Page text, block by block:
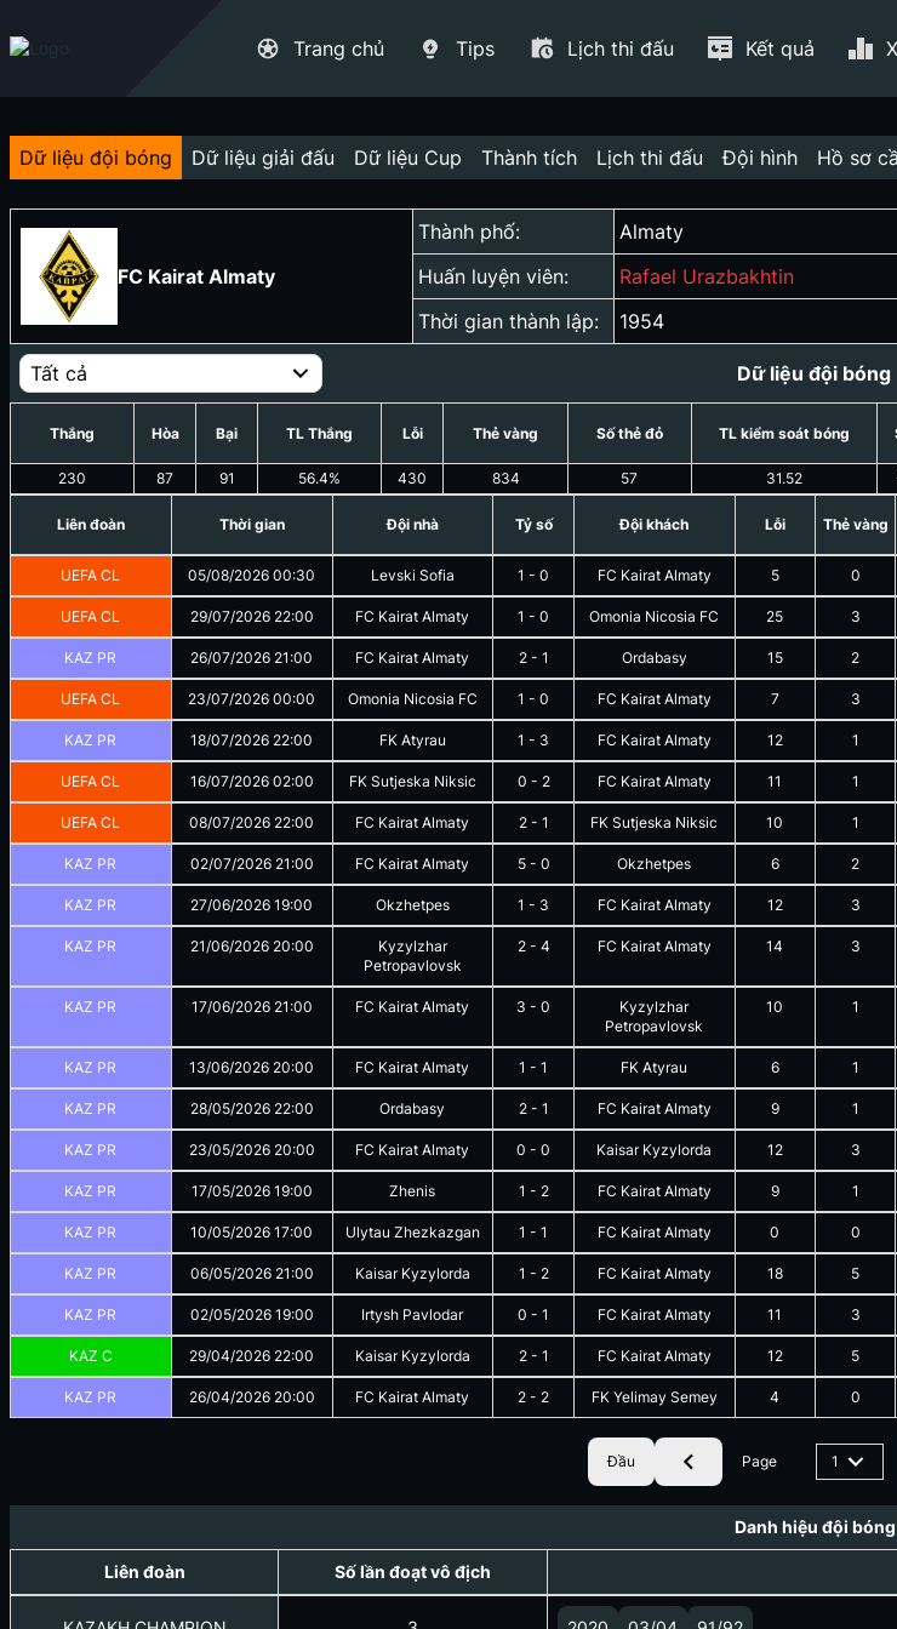
Trang chủ Tips Lịch thi đấu Kết quả
Dữ liệu đội bóng Dữ liệu giải đấu Dữ liệu Cup Thành tích Lịch thi đấu Đội hình Hồ sơ
FC Kairat Almaty
Thành phố: Almaty
Huấn luyện viên:
Rafael Urazbakhtin
Thời gian thành lập:
1954
Tất cả Dữ liệu đội bóng
Thắng
230
Hòa
87
Bại
91
TL Thắng
56.4%
Lỗi
430
Thẻ vàng
834
Số thẻ đỏ
57
TL kiểm soát bóng
31.52
Liên đoàn Thời gian Đội nhà Tỷ số Đội khách Lỗi Thẻ vàng
UEFA CL 05/08/2026 00:30 Levski Sofia 1 -0 FC Kairat Almaty 5 0
UEFA CL 29/07/2026 22:00 FC Kairat Almaty 1 -0 Omonia Nicosia FC 25 3
KAZ PR 26/07/2026 21:00 FC Kairat Almaty 2- 1 Ordabasy 15 2
UEFA CL 23/07/2026 00:00 Omonia Nicosia FC 1 -0 FC Kairat Almaty 7 3
KAZ PR 18/07/2026 22:00 FK Atyrau 1 - 3 FC Kairat Almaty 12 1
UEFA CL 16/07/2026 02:00 FK Sutjeska Niksic 0 - 2 FC Kairat Almaty 11 1
UEFA CL 08/07/2026 22:00 FC Kairat Almaty 2- 1 FK Sutjeska Niksic 10 1
KAZ PR 02/07/2026 21:00 FC Kairat Almaty 5- 0 Okzhetpes 6 2
KAZ PR 27/06/2026 19:00 Okzhetpes 1 - 3 FC Kairat Almaty 12 3
KAZ PR 21/06/2026 20:00
Kyzylzhar
Petropavlovsk
2- 4 FC Kairat Almaty 14 3
KAZ PR 17/06/2026 21:00 FC Kairat Almaty 3 -0
Kyzylzhar
Petropavlovsk
10 1
KAZ PR 13/06/2026 20:00 FC Kairat Almaty 1 -1 FK Atyrau 6 1
KAZ PR 28/05/2026 22:00 Ordabasy 2- 1 FC Kairat Almaty 9 1
KAZ PR 23/05/2026 20:00 FC Kairat Almaty 0 -0 Kaisar Kyzylorda 12 3
KAZ PR 17/05/2026 19:00 Zhenis 1 - 2 FC Kairat Almaty 9 1
KAZ PR 10/05/2026 17:00 Ulytau Zhezkazgan 1 -1 FC Kairat Almaty 0 0
KAZ PR 06/05/2026 21:00 Kaisar Kyzylorda 1 - 2 FC Kairat Almaty 18 5
KAZ PR 02/05/2026 19:00 Irtysh Pavlodar 0 -1 FC Kairat Almaty 11 3
KAZ C 29/04/2026 22:00 Kaisar Kyzylorda 2- 1 FC Kairat Almaty 12 5
KAZ PR 26/04/2026 20:00 FC Kairat Almaty 2 - 2 FK Yelimay Semey 4 0
Đầu Page 1
Danh hiệu đội bóng
Liên đoàn Số lần đoạt vô địch